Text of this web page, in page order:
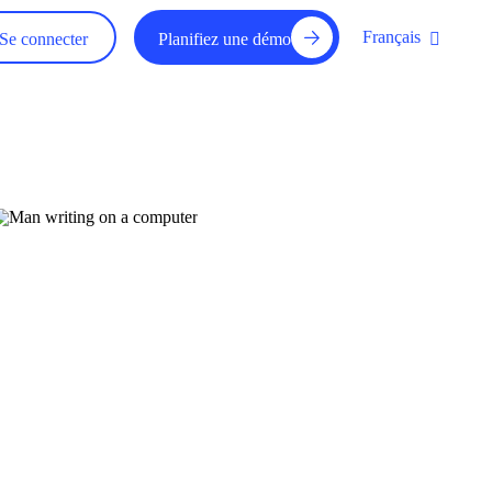
Se connecter Planifiez une démo Français